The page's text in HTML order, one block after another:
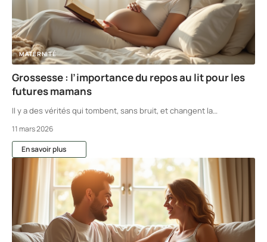
MATERNITÉ
Grossesse : l’importance du repos au lit pour les
futures mamans
Il y a des vérités qui tombent, sans bruit, et changent la…
11 mars 2026
En savoir plus